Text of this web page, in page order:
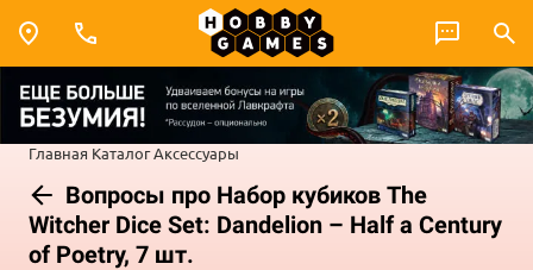
Главная КаталогАксессуары
Вопросы про Набор кубиков The
Witcher Dice Set: Dandelion – Half a Century
of Poetry, 7 шт.